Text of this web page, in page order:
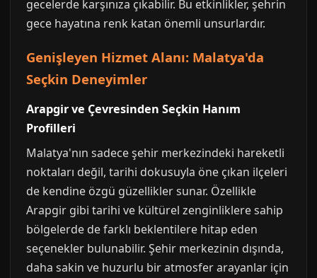
gecelerde karşınıza çıkabilir. Bu etkinlikler, şehrin
gece hayatına renk katan önemli unsurlardır.
Genişleyen Hizmet Alanı: Malatya'da
Seçkin Deneyimler
Arapgir ve Çevresinden Seçkin Hanım
Profilleri
Malatya'nın sadece şehir merkezindeki hareketli
noktaları değil, tarihi dokusuyla öne çıkan ilçeleri
de kendine özgü güzellikler sunar. Özellikle
Arapgir gibi tarihi ve kültürel zenginliklere sahip
bölgelerde de farklı beklentilere hitap eden
seçenekler bulunabilir. Şehir merkezinin dışında,
daha sakin ve huzurlu bir atmosfer arayanlar için